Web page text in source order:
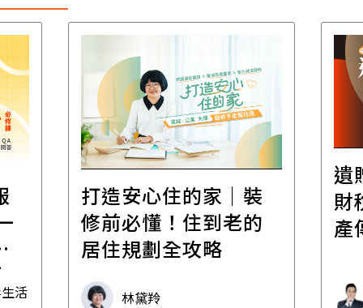
活
打造安心住的家｜裝
修前必懂！住到老的
居住規劃全攻略
林黛羚
遺
財
產